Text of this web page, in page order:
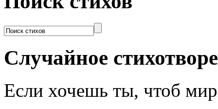
Случайное
Если хочешь ты, чтоб